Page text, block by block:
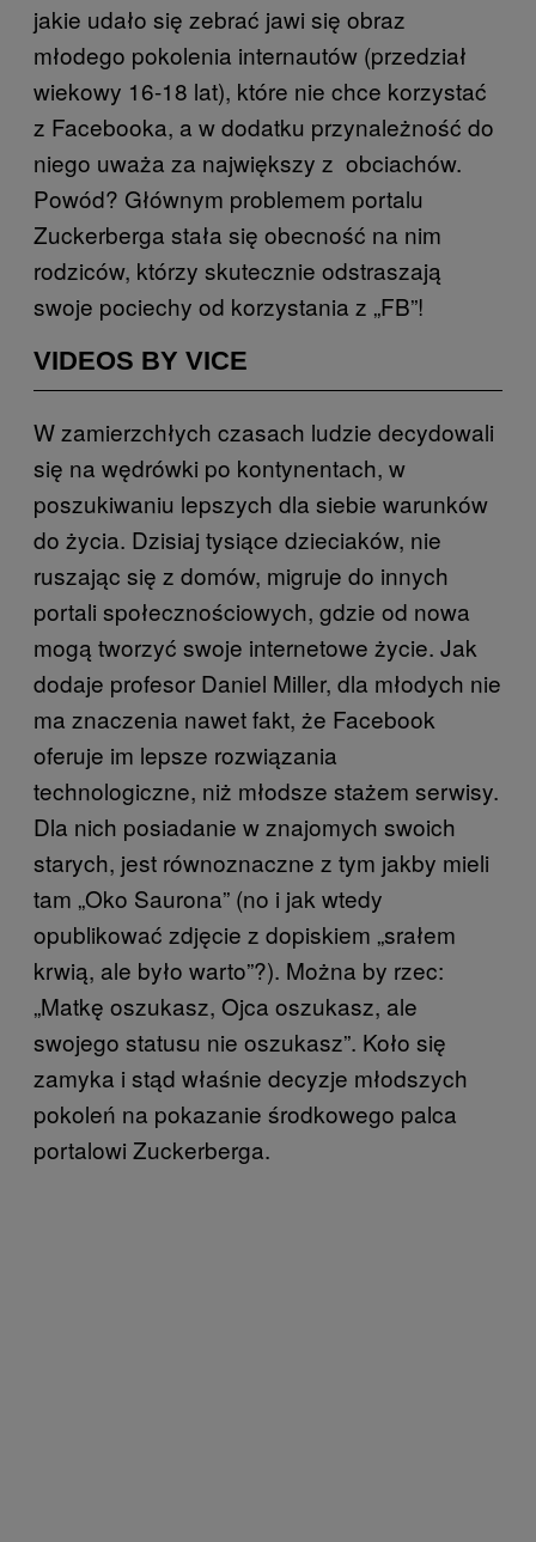
jakie udało się zebrać jawi się obraz
młodego pokolenia internautów (przedział
wiekowy 16-18 lat), które nie chce korzystać
z Facebooka, a w dodatku przynależność do
niego uważa za największy z obciachów.
Powód? Głównym problemem portalu
Zuckerberga stała się obecność na nim
rodziców, którzy skutecznie odstraszają
swoje pociechy od korzystania z „FB”!
VIDEOS BY VICE
W zamierzchłych czasach ludzie decydowali
się na wędrówki po kontynentach, w
poszukiwaniu lepszych dla siebie warunków
do życia. Dzisiaj tysiące dzieciaków, nie
ruszając się z domów, migruje do innych
portali społecznościowych, gdzie od nowa
mogą tworzyć swoje internetowe życie. Jak
dodaje profesor Daniel Miller, dla młodych nie
ma znaczenia nawet fakt, że Facebook
oferuje im lepsze rozwiązania
technologiczne, niż młodsze stażem serwisy.
Dla nich posiadanie w znajomych swoich
starych, jest równoznaczne z tym jakby mieli
tam „Oko Saurona” (no i jak wtedy
opublikować zdjęcie z dopiskiem „srałem
krwią, ale było warto”?). Można by rzec:
„Matkę oszukasz, Ojca oszukasz, ale
swojego statusu nie oszukasz”. Koło się
zamyka i stąd właśnie decyzje młodszych
pokoleń na pokazanie środkowego palca
portalowi Zuckerberga.